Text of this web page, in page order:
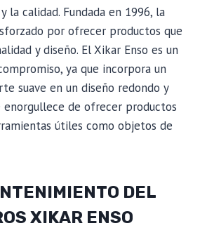
la calidad. Fundada en 1996, la
por ofrecer productos que
y diseño. El Xikar Enso es un
ya que incorpora un
suave en un diseño redondo y
enorgullece de ofrecer productos
útiles como objetos de
DEL
XIKAR ENSO